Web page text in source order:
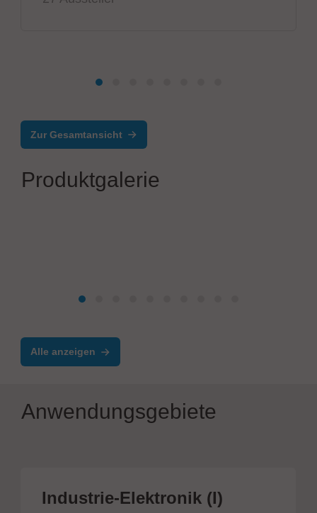
Zur Gesamtansicht
Produktgalerie
Alle anzeigen
Anwendungsgebiete
Industrie-Elektronik (I)